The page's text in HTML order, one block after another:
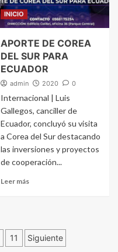
INICIO
APORTE DE COREA
DEL SUR PARA
ECUADOR
admin 2020 0
Internacional | Luis
Gallegos, canciller de
Ecuador, concluyó su visita
a Corea del Sur destacando
las inversiones y proyectos
de cooperación...
Leer más
11 Siguiente